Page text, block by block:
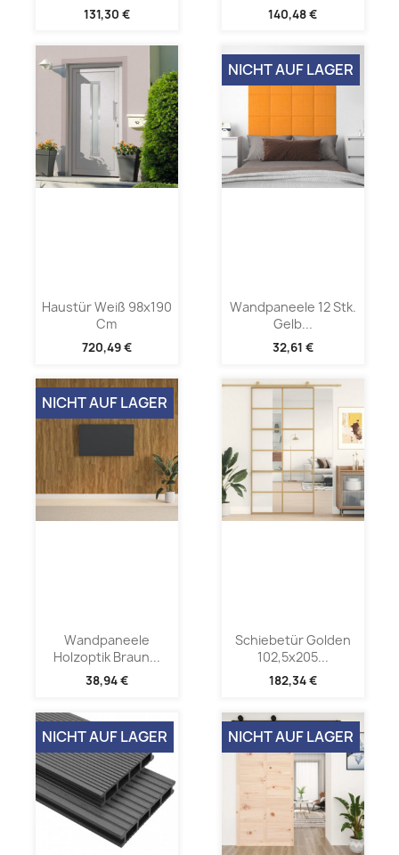
131,30 € 140,48 €
Haustür Weiß 98x190
Cm
720,49 €
Wandpaneele 12 Stk.
Gelb...
32,61 €
NICHT AUF LAGER
Wandpaneele
Holzoptik Braun...
38,94 €
NICHT AUF LAGER
Schiebetür Golden
102,5x205...
182,34 €
NICHT AUF LAGER NICHT AUF LAGER